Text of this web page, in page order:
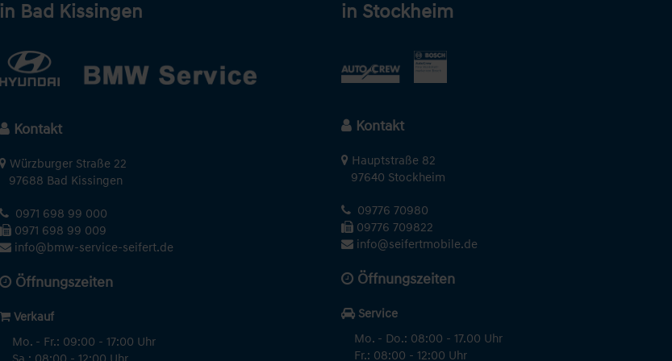
in Bad Kissingen
Kontakt
Würzburger Straße 22
97688 Bad Kissingen
0971 698 99 000
0971 698 99 009
info@bmw-service-seifert.de
Öffnungszeiten
Verkauf
Mo. - Fr.: 09:00 - 17:00 Uhr
in Stockheim
Kontakt
Hauptstraße 82
97640 Stockheim
09776 70980
09776 709822
info@seifertmobile.de
Öffnungszeiten
Service
Mo. - Do.: 08:00 - 17.00 Uhr
Fr.: 08:00 - 12:00 Uhr